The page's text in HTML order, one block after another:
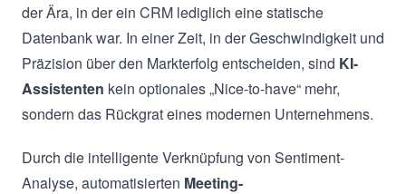
der Ära, in der ein CRM lediglich eine statische
Datenbank war. In einer Zeit, in der Geschwindigkeit und
Präzision über den Markterfolg entscheiden, sind KI-
Assistenten kein optionales „Nice-to-have“ mehr,
sondern das Rückgrat eines modernen Unternehmens.
Durch die intelligente Verknüpfung von Sentiment-
Analyse, automatisierten Meeting-